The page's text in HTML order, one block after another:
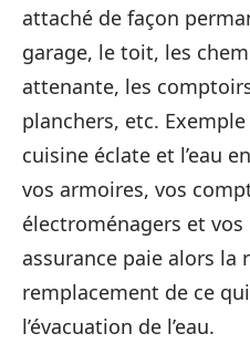
attaché de façon
garage, le toit, les
attenante, les
planchers, etc.
cuisine éclate et l’eau
vos armoires, vos
électroménagers et
assurance paie alors la
remplacement de ce
l’évacuation de l’eau.